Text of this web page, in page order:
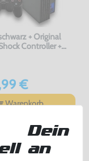
+ Original
Controller +
€
Warenkorb
DAZU
Dein
an